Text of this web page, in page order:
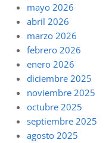
mayo 2026
abril 2026
marzo 2026
febrero 2026
enero 2026
diciembre 2025
noviembre 2025
octubre 2025
septiembre 2025
agosto 2025